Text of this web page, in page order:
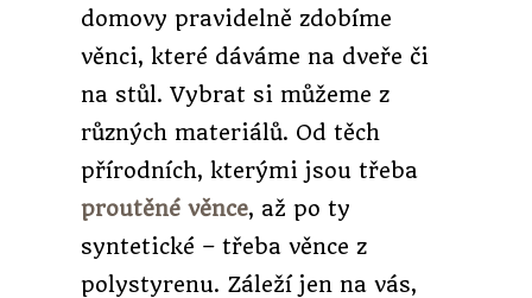
domovy pravidelně zdobíme
věnci, které dáváme na dveře či
na stůl. Vybrat si můžeme z
různých materiálů. Od těch
přírodních, kterými jsou třeba
proutěné věnce, až po ty
syntetické – třeba věnce z
polystyrenu. Záleží jen na vás,